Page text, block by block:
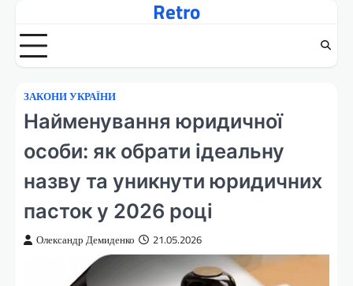
вмісту
Retro
ЗАКОНИ УКРАЇНИ
Найменування юридичної
особи: як обрати ідеальну
назву та уникнути юридичних
пасток у 2026 році
Олександр Демиденко 21.05.2026